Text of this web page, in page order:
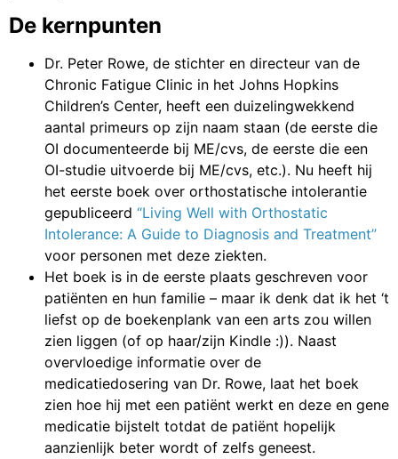
De kernpunten
Dr. Peter Rowe, de stichter en directeur van de
Chronic Fatigue Clinic in het Johns Hopkins
Children’s Center, heeft een duizelingwekkend
aantal primeurs op zijn naam staan (de eerste die
OI documenteerde bij ME/cvs, de eerste die een
OI-studie uitvoerde bij ME/cvs, etc.). Nu heeft hij
het eerste boek over orthostatische intolerantie
gepubliceerd “Living Well with Orthostatic
Intolerance: A Guide to Diagnosis and Treatment”
voor personen met deze ziekten.
Het boek is in de eerste plaats geschreven voor
patiënten en hun familie – maar ik denk dat ik het ‘t
liefst op de boekenplank van een arts zou willen
zien liggen (of op haar/zijn Kindle :)). Naast
overvloedige informatie over de
medicatiedosering van Dr. Rowe, laat het boek
zien hoe hij met een patiënt werkt en deze en gene
medicatie bijstelt totdat de patiënt hopelijk
aanzienlijk beter wordt of zelfs geneest.